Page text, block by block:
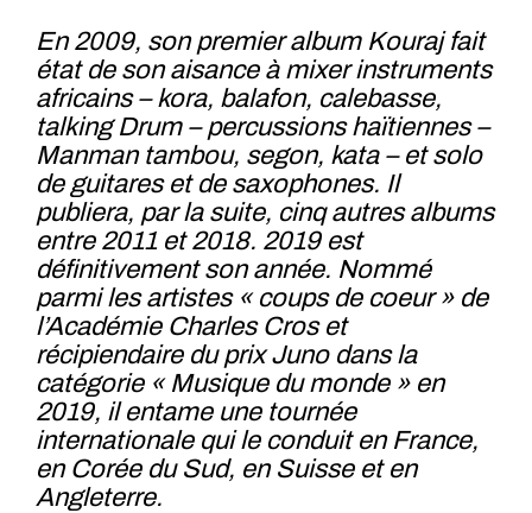
En 2009, son premier album Kouraj fait
état de son aisance à mixer instruments
africains – kora, balafon, calebasse,
talking Drum – percussions haïtiennes –
Manman tambou, segon, kata – et solo
de guitares et de saxophones. Il
publiera, par la suite, cinq autres albums
entre 2011 et 2018. 2019 est
définitivement son année. Nommé
parmi les artistes « coups de coeur » de
l’Académie Charles Cros et
récipiendaire du prix Juno dans la
catégorie « Musique du monde » en
2019, il entame une tournée
internationale qui le conduit en France,
en Corée du Sud, en Suisse et en
Angleterre.